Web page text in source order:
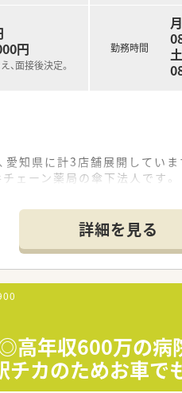
円
、面接後決定。
勤務時間
土
愛知県に計3店舗展開していま
ェーン薬局の傘下法人です。
！という方に◎
元で長く働いていく事が可能で
方にオススメです◎
など複数の医療機関から患
ータルで患者様をサポート
れる患者様をお迎えしてお
ケースもございます。
詳細を見る
◎高年収600万の
カのためお車で